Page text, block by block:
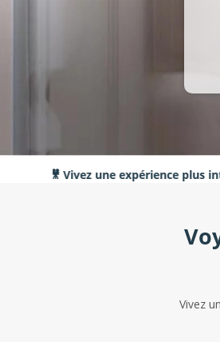
🎥 Vivez une expérience plus intense
Vivez un